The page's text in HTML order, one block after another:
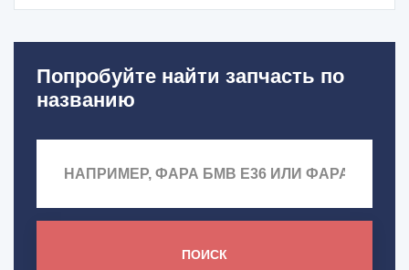
Попробуйте найти запчасть по
названию
ПОИСК